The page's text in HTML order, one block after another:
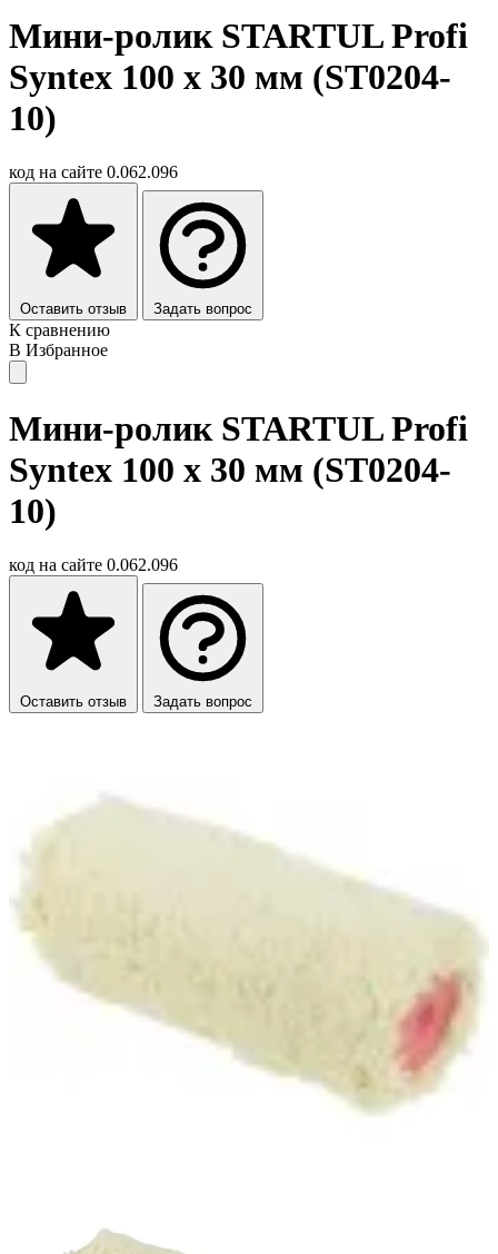
Мини-ролик STARTUL Profi
Syntex 100 x 30 мм (ST0204-
10)
код на сайте 0.062.096
Оставить отзыв Задать вопрос
К сравнению
В Избранное
Мини-ролик STARTUL Profi
Syntex 100 x 30 мм (ST0204-
10)
код на сайте 0.062.096
Оставить отзыв Задать вопрос